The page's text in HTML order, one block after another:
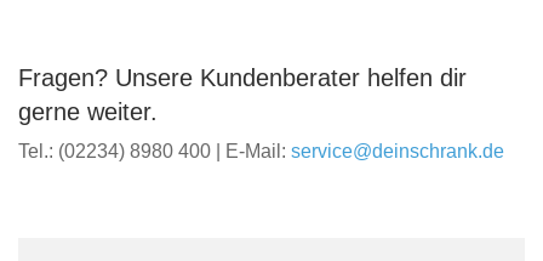
Fragen? Unsere Kundenberater helfen dir
gerne weiter.
Tel.: (02234) 8980 400 | E-Mail: service@deinschrank.de